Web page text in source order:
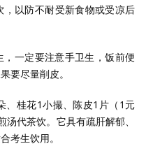
以防不耐受新食物或受凉后
一定要注意手卫生，饭前便
要尽量削皮。
、桂花1小撮、陈皮1片（1元
代茶饮。它具有疏肝解郁、
考生饮用。